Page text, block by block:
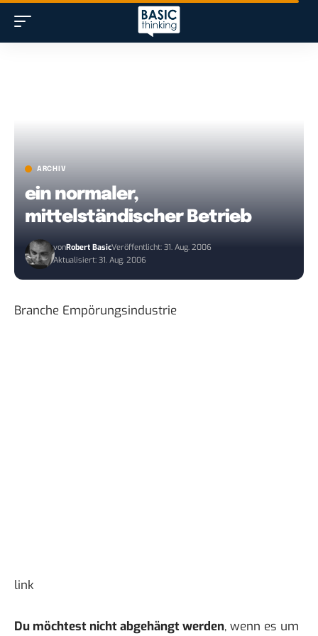
ARCHIV
ein normaler,
mittelständischer Betrieb
vonRobert BasicVeröffentlicht: 31. Aug. 2006
Aktualisiert: 31. Aug. 2006
Branche Empörungsindustrie
link
Du möchtest nicht abgehängt werden, wenn es um